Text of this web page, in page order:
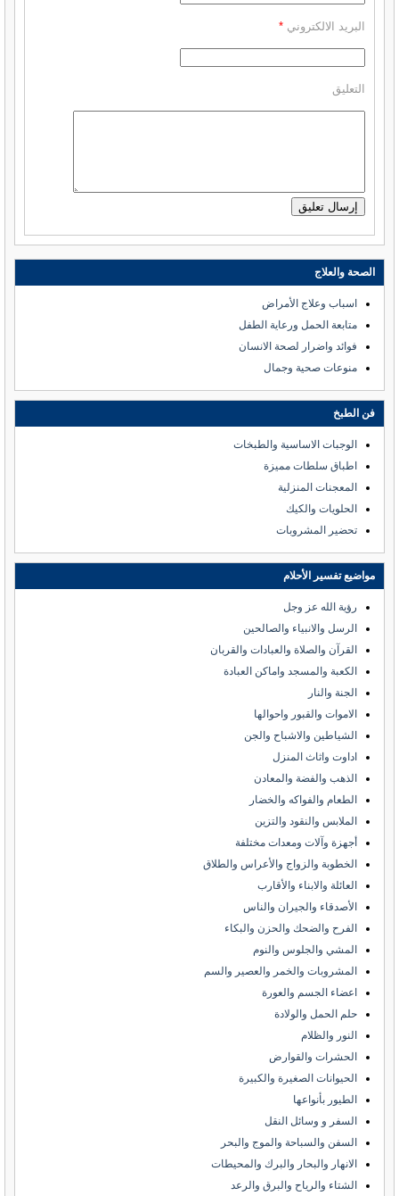
البريد الالكتروني *
التعليق
الصحة والعلاج
اسباب وعلاج الأمراض
متابعة الحمل ورعاية الطفل
فوائد واضرار لصحة الانسان
منوعات صحية وجمال
فن الطبخ
الوجبات الاساسية والطبخات
اطباق سلطات مميزة
المعجنات المنزلية
الحلويات والكيك
تحضير المشروبات
مواضيع تفسير الأحلام
رؤية الله عز وجل
الرسل والانبياء والصالحين
القرآن والصلاة والعبادات والقربان
الكعبة والمسجد واماكن العبادة
الجنة والنار
الاموات والقبور واحوالها
الشياطين والاشباح والجن
اداوت واثاث المنزل
الذهب والفضة والمعادن
الطعام والفواكه والخضار
الملابس والنقود والتزين
أجهزة وآلات ومعدات مختلفة
الخطوبة والزواج والأعراس والطلاق
العائلة والابناء والأقارب
الأصدقاء والجيران والناس
الفرح والضحك والحزن والبكاء
المشي والجلوس والنوم
المشروبات والخمر والعصير والسم
اعضاء الجسم والعورة
حلم الحمل والولادة
النور والظلام
الحشرات والقوارض
الحيوانات الصغيرة والكبيرة
الطيور بأنواعها
السفر و وسائل النقل
السفن والسباحة والموج والبحر
الانهار والبحار والبرك والمحيطات
الشتاء والرياح والبرق والرعد